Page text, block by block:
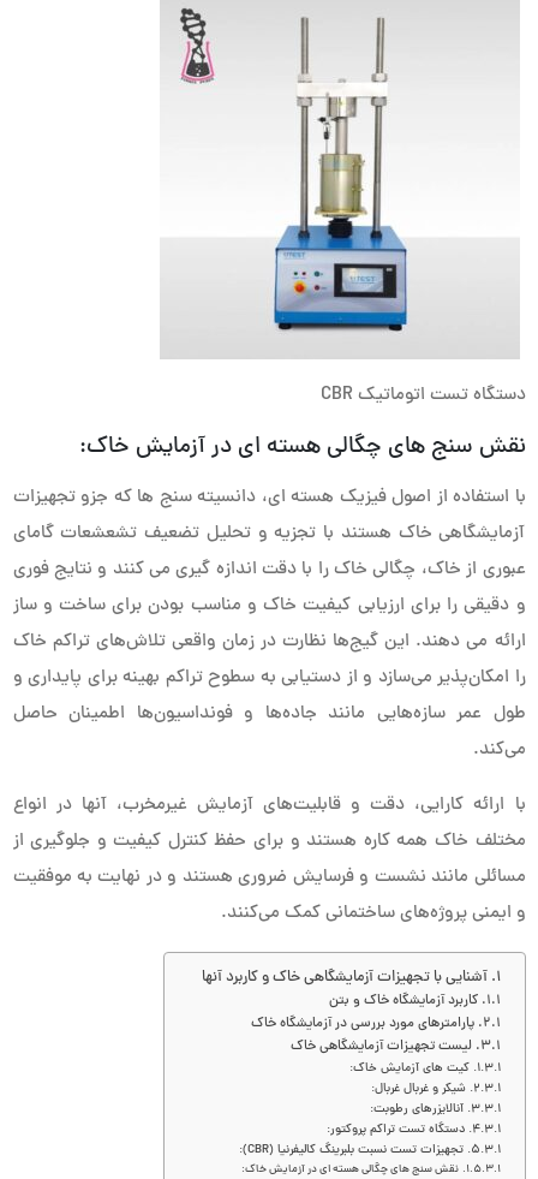
دستگاه تست اتوماتیک CBR
نقش سنج های چگالی هسته ای در آزمایش خاک:
با استفاده از اصول فیزیک هسته ای، دانسیته سنج ها که جزو تجهیزات
آزمایشگاهی خاک هستند با تجزیه و تحلیل تضعیف تشعشعات گامای
عبوری از خاک، چگالی خاک را با دقت اندازه گیری می کنند و نتایج فوری
و دقیقی را برای ارزیابی کیفیت خاک و مناسب بودن برای ساخت و ساز
ارائه می دهند. این گیج‌ها نظارت در زمان واقعی تلاش‌های تراکم خاک
را امکان‌پذیر می‌سازد و از دستیابی به سطوح تراکم بهینه برای پایداری و
طول عمر سازه‌هایی مانند جاده‌ها و فونداسیون‌ها اطمینان حاصل
می‌کند.
با ارائه کارایی، دقت و قابلیت‌های آزمایش غیرمخرب، آنها در انواع
مختلف خاک همه کاره هستند و برای حفظ کنترل کیفیت و جلوگیری از
مسائلی مانند نشست و فرسایش ضروری هستند و در نهایت به موفقیت
و ایمنی پروژه‌های ساختمانی کمک می‌کنند.
آشنایی با تجهیزات آزمایشگاهی خاک و کاربرد آنها
کاربرد آزمایشگاه خاک و بتن
پارامترهای مورد بررسی در آزمایشگاه خاک
لیست تجهیزات آزمایشگاهی خاک
کیت های آزمایش خاک:
شیکر و غربال غربال:
آنالایزرهای رطوبت:
دستگاه تست تراکم پروکتور:
تجهیزات تست نسبت بلبرینگ کالیفرنیا (CBR):
نقش سنج های چگالی هسته ای در آزمایش خاک: